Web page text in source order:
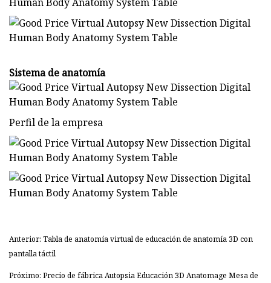
Sistema de anatomía
Perfil de la empresa
Anterior: Tabla de anatomía virtual de educación de anatomía 3D con
pantalla táctil
Próximo: Precio de fábrica Autopsia Educación 3D Anatomage Mesa de